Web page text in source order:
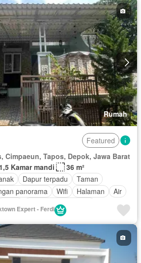
Rumah
Featured
Cimpaeun, Tapos, Depok, Jawa Barat
1,5 Kamar mandi
36 m²
Dapur terpadu
Taman
panorama Wifi Halaman
Air
Sebagian perabotan
Expert - Ferdi